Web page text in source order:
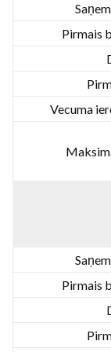
Pirmais
Vecuma
Pirmais